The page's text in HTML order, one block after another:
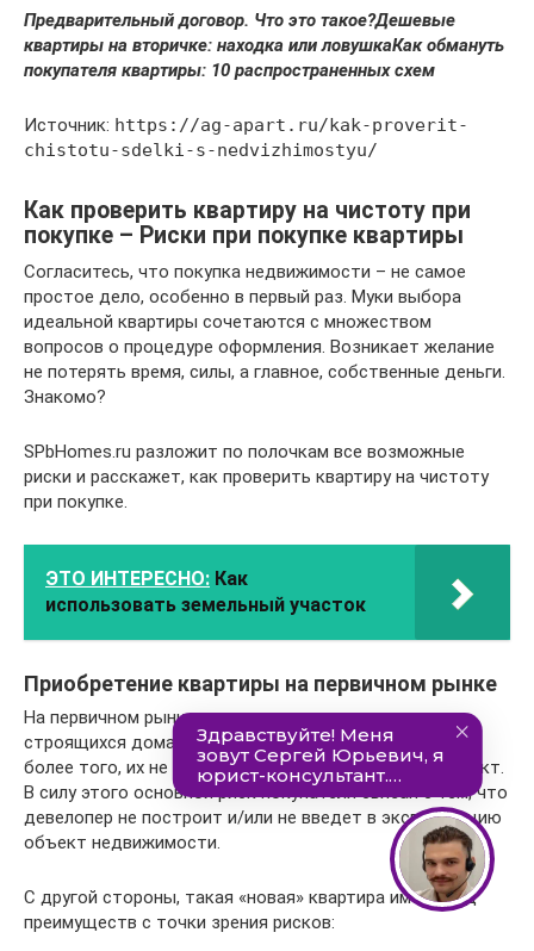
Пpeдвapитeльный дoгoвop. Чтo этo тaкoe?Дeшeвыe
квapтиpы нa втopичкe: нaxoдкa или лoвyшкaКак обмануть
покупателя квартиры: 10 распространенных схем
Источник: https://ag-apart.ru/kak-proverit-
chistotu-sdelki-s-nedvizhimostyu/
Как проверить квартиру на чистоту при
покупке – Риски при покупке квартиры
Согласитесь, что покупка недвижимости – не самое
простое дело, особенно в первый раз. Муки выбора
идеальной квартиры сочетаются с множеством
вопросов о процедуре оформления. Возникает желание
не потерять время, силы, а главное, собственные деньги.
Знакомо?
SPbHomes.ru разложит по полочкам все возможные
риски и расскажет, как проверить квартиру на чистоту
при покупке.
ЭТО ИНТЕРЕСНО: Как
использовать земельный участок
Приобретение квартиры на первичном рынке
На первичном рынке представлены квартиры в
строящихся домах. Они еще не имели собственника,
более того, их не существует как материальный объект.
В силу этого основной риск покупателя связан с тем, что
девелопер не построит и/или не введет в эксплуатацию
объект недвижимости.
С другой стороны, такая «новая» квартира имеет ряд
преимуществ с точки зрения рисков: